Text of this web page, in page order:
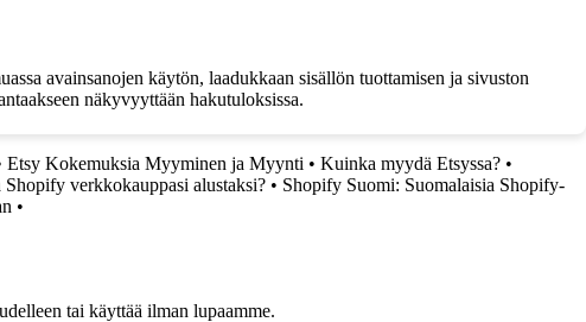
avainsanojen käytön, laadukkaan sisällön tuottamisen ja sivuston
näkyvyyttään hakutuloksissa.
Etsy Kokemuksia Myyminen ja Myynti • Kuinka myydä Etsyssa? •
verkkokauppasi alustaksi? • Shopify Suomi: Suomalaisia Shopify-
•
tai käyttää ilman lupaamme.